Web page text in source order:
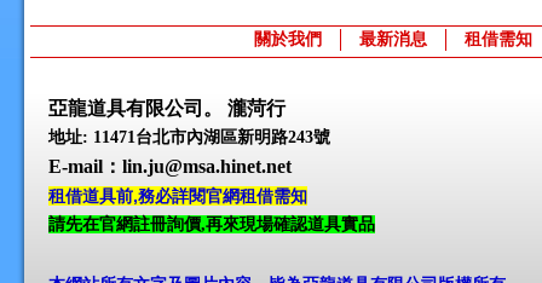
關於我們 最新消息 租借需知
亞龍道具有限公司。 瀧菏行
地址: 11471台北市內湖區新明路243號
E-mail ：lin.ju@msa.hinet.net
租借道具前,務必詳閱官網租借需知
請先在官網註冊詢價,再來現場確認道具實品